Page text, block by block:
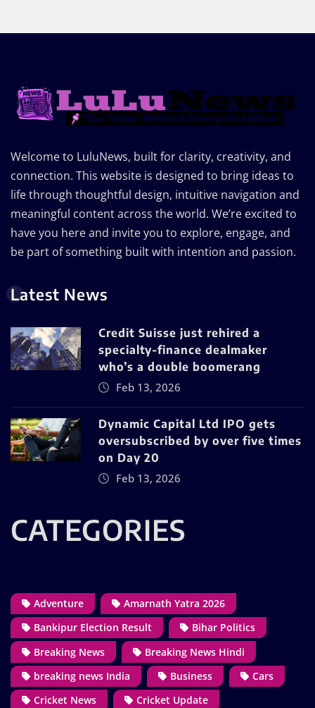
Welcome to LuluNews, built for clarity, creativity, and
connection. This website is designed to bring ideas to
life through thoughtful design, intuitive navigation and
meaningful content across the world. We’re excited to
have you here and invite you to explore, engage, and
be part of something built with intention and passion.
Latest News
Credit Suisse just rehired a
specialty-finance dealmaker
who’s a double boomerang
Feb 13, 2026
Dynamic Capital Ltd IPO gets
oversubscribed by over five times
on Day 20
Feb 13, 2026
CATEGORIES
Adventure
Amarnath Yatra 2026
Bankipur Election Result
Bihar Politics
Breaking News
Breaking News Hindi
breaking news India
Business
Cars
Cricket News
Cricket Update